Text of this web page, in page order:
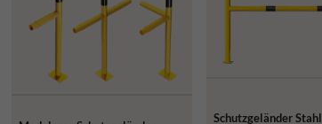
Schutzgeländer Stahl